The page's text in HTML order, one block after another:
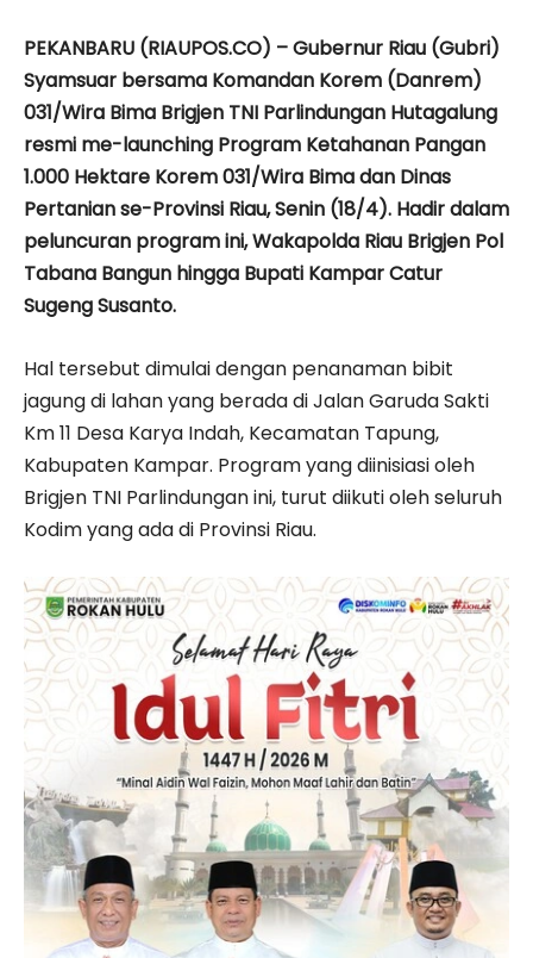
PEKANBARU (RIAUPOS.CO) – Gubernur Riau (Gubri)
Syamsuar bersama Komandan Korem (Danrem)
031/Wira Bima Brigjen TNI Parlindungan Hutagalung
resmi me-launching Program Ketahanan Pangan
1.000 Hektare Korem 031/Wira Bima dan Dinas
Pertanian se-Provinsi Riau, Senin (18/4). Hadir dalam
peluncuran program ini, Wakapolda Riau Brigjen Pol
Tabana Bangun hingga Bupati Kampar Catur
Sugeng Susanto.
Hal tersebut dimulai dengan penanaman bibit
jagung di lahan yang berada di Jalan Garuda Sakti
Km 11 Desa Karya Indah, Kecamatan Tapung,
Kabupaten Kampar. Program yang diinisiasi oleh
Brigjen TNI Parlindungan ini, turut diikuti oleh seluruh
Kodim yang ada di Provinsi Riau.